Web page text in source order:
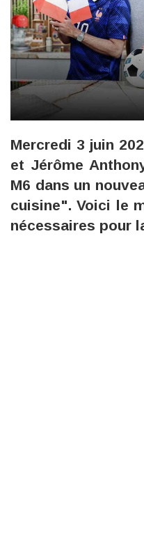
Mercredi 3 juin
et Jérôme
M6 dans un
cuisine". Voici le
nécessaires pour